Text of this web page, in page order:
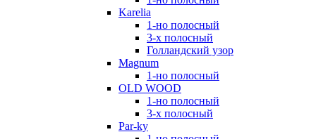
Karelia
1-но полосный
3-х полосный
Голландский узор
Magnum
1-но полосный
OLD WOOD
1-но полосный
3-х полосный
Par-ky